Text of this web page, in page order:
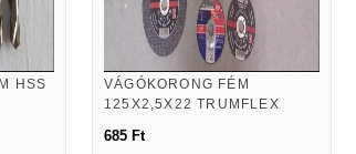
HSS
VÁGÓKORONG FÉM
125X2,5X22 TRUMFLEX
685 Ft